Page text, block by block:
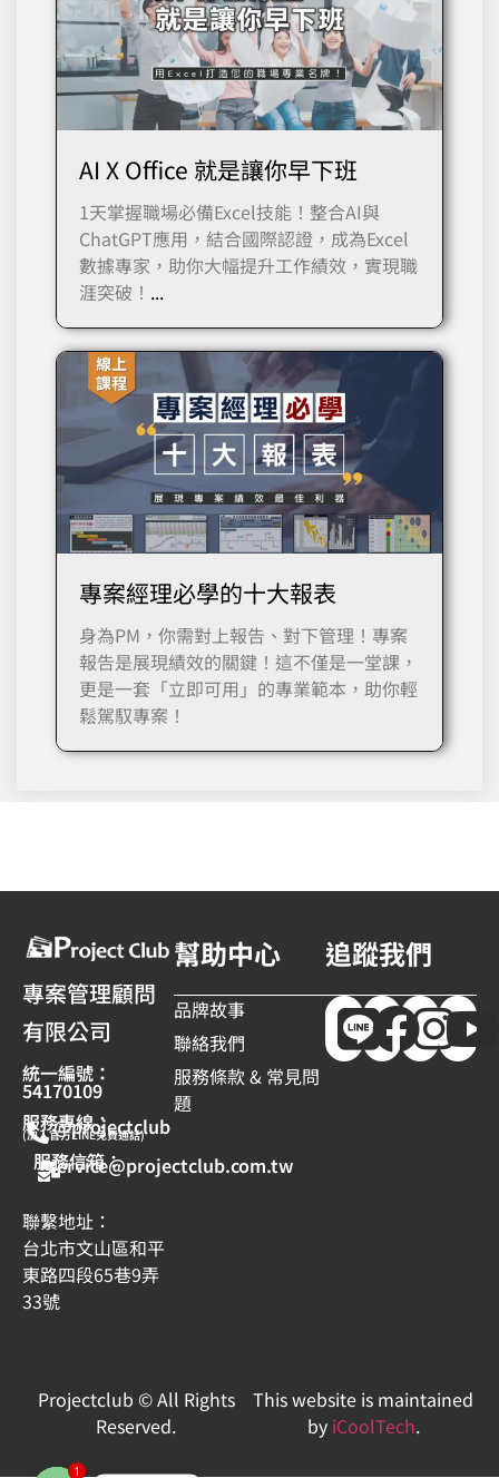
AI X Office 就是讓你早下班
1天掌握職場必備Excel技能！整合AI與
ChatGPT應用，結合國際認證，成為Excel
數據專家，助你大幅提升工作績效，實現職
涯突破！ ...
專案經理必學的十大報表
身為PM，你需對上報告、對下管理！專案
報告是展現績效的關鍵！這不僅是一堂課，
更是一套「立即可用」的專業範本，助你輕
鬆駕馭專案！
專案管理顧問
有限公司
統一編號：
54170109
服務專線：
@projectclub
(加入官方LINE免費通話)
服務信箱：
service@projectclub.com.tw
聯繫地址：
台北市文山區和平
東路四段65巷9弄
33號
幫助中心
品牌故事
聯絡我們
服務條款 & 常見問
題
追蹤我們
Projectclub © All Rights
Reserved.
This website is maintained
by iCoolTech.
1